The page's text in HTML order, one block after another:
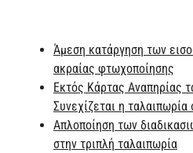
Άμεση κατάργηση των
ακραίας φτωχοποίησης
Εκτός Κάρτας Αναπηρίας
Συνεχίζεται η
Απλοποίηση των
στην τριπλή ταλαιπωρία